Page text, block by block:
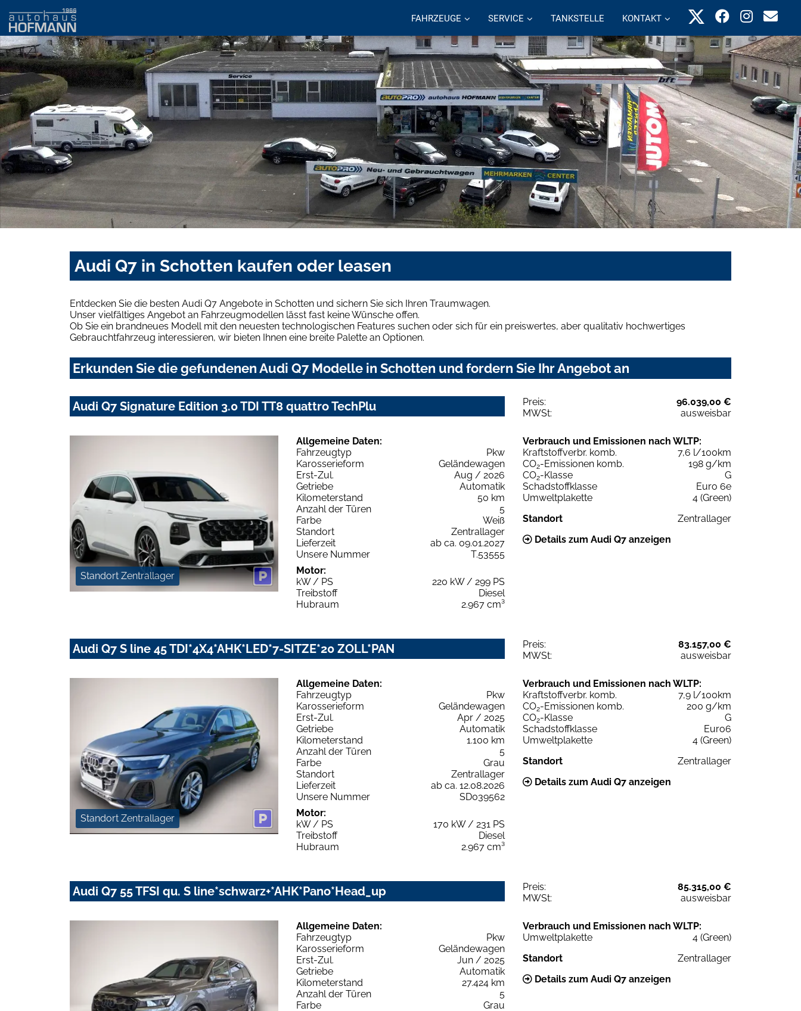
FAHRZEUGE SERVICE TANKSTELLE KONTAKT
Audi Q7 in Schotten kaufen oder leasen
Entdecken Sie die besten Audi Q7 Angebote in Schotten und sichern Sie sich Ihren Traumwagen.
Unser vielfältiges Angebot an Fahrzeugmodellen lässt fast keine Wünsche offen.
Ob Sie ein brandneues Modell mit den neuesten technologischen Features suchen oder sich für ein preiswertes, aber qualitativ hochwertiges
Gebrauchtfahrzeug interessieren, wir bieten Ihnen eine breite Palette an Optionen.
Erkunden Sie die gefundenen Audi Q7 Modelle in Schotten und fordern Sie Ihr Angebot an
Audi Q7 Signature Edition 3.0 TDI TT8 quattro TechPlu Preis:
96.039,00 €
MWSt:
ausweisbar
Standort Zentrallager
Allgemeine Daten:
Fahrzeugtyp
Pkw
Karosserieform
Geländewagen
Erst-Zul.
Aug / 2026
Getriebe
Automatik
Kilometerstand
50 km
Anzahl der Türen
5
Farbe
Weiß
Standort
Zentrallager
Lieferzeit
ab ca. 09.01.2027
Unsere Nummer
T.53555
Motor:
kW / PS
220 kW / 299 PS
Treibstoff
Diesel
Hubraum
2.967 cm³
Verbrauch und Emissionen nach WLTP:
Kraftstoffverbr. komb.
7,6 l/100km
CO2-Emissionen komb.
198 g/km
CO2-Klasse
G
Schadstoffklasse
Euro 6e
Umweltplakette
4 (Green)
Standort
Zentrallager
Details zum Audi Q7 anzeigen
Audi Q7 S line 45 TDI*4X4*AHK*LED*7-SITZE*20 ZOLL*PAN Preis:
83.157,00 €
MWSt:
ausweisbar
Standort Zentrallager
Allgemeine Daten:
Fahrzeugtyp
Pkw
Karosserieform
Geländewagen
Erst-Zul.
Apr / 2025
Getriebe
Automatik
Kilometerstand
1.100 km
Anzahl der Türen
5
Farbe
Grau
Standort
Zentrallager
Lieferzeit
ab ca. 12.08.2026
Unsere Nummer
SD039562
Motor:
kW / PS
170 kW / 231 PS
Treibstoff
Diesel
Hubraum
2.967 cm³
Verbrauch und Emissionen nach WLTP:
Kraftstoffverbr. komb.
7,9 l/100km
CO2-Emissionen komb.
200 g/km
CO2-Klasse
G
Schadstoffklasse
Euro6
Umweltplakette
4 (Green)
Standort
Zentrallager
Details zum Audi Q7 anzeigen
Audi Q7 55 TFSI qu. S line*schwarz+*AHK*Pano*Head_up Preis:
85.315,00 €
MWSt:
ausweisbar
Allgemeine Daten:
Fahrzeugtyp
Pkw
Karosserieform
Geländewagen
Erst-Zul.
Jun / 2025
Getriebe
Automatik
Kilometerstand
27.424 km
Anzahl der Türen
5
Farbe
Grau
Verbrauch und Emissionen nach WLTP:
Umweltplakette
4 (Green)
Standort
Zentrallager
Details zum Audi Q7 anzeigen